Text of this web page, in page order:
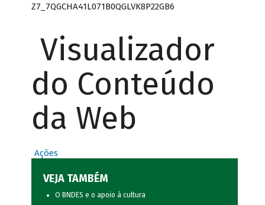
Z7_7QGCHA41L071B0QGLVK8P22GB6
Visualizador
do Conteúdo
da Web
Ações
VEJA TAMBÉM
O BNDES e o apoio à cultura